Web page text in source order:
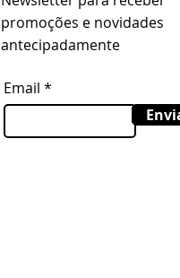
promoções e novidades
antecipadamente
Email